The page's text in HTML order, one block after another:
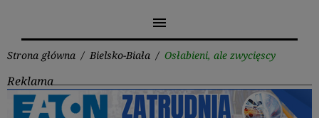
menu
Strona główna / Bielsko-Biała / Osłabieni, ale zwycięscy
Reklama